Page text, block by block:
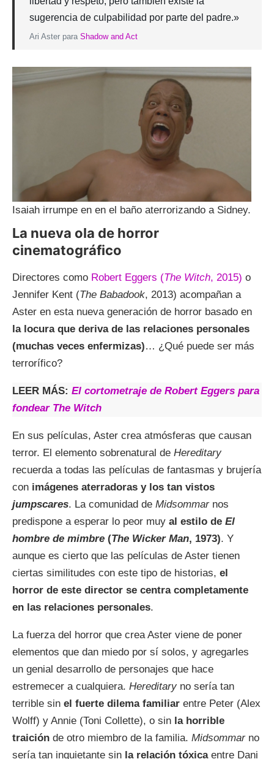
sugerencia de culpabilidad por parte del padre.»
Ari Aster para Shadow and Act
Isaiah irrumpe en en el baño aterrorizando a Sidney.
La nueva ola de horror
cinematográfico
Directores como Robert Eggers (The Witch, 2015) o
Jennifer Kent (The Babadook, 2013) acompañan a
Aster en esta nueva generación de horror basado en
la locura que deriva de las relaciones personales
(muchas veces enfermizas)… ¿Qué puede ser más
terrorífico?
LEER MÁS: El cortometraje de Robert Eggers para
fondear The Witch
En sus películas, Aster crea atmósferas que causan
terror. El elemento sobrenatural de Hereditary
recuerda a todas las películas de fantasmas y brujería
con imágenes aterradoras y los tan vistos
jumpscares. La comunidad de Midsommarnos
predispone a esperar lo peor muy al estilo de El
hombre de mimbre (The Wicker Man, 1973). Y
aunque es cierto que las películas de Aster tienen
ciertas similitudes con este tipo de historias, el
horror de este director se centra completamente
en las relaciones personales.
La fuerza del horror que crea Aster viene de poner
elementos que dan miedo por sí solos, y agregarles
un genial desarrollo de personajes que hace
estremecer a cualquiera. Hereditary no sería tan
terrible sin el fuerte dilema familiar entre Peter (Alex
Wolff) y Annie (Toni Collette), o sin la horrible
traición de otro miembro de la familia. Midsommarno
sería tan inquietante sin la relación tóxica entre Dani